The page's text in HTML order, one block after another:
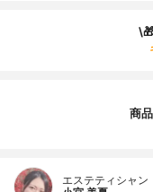
商
エステティシャン